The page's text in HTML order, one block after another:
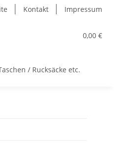
Kontakt Impressum
0,00 €
/ Rucksäcke etc.